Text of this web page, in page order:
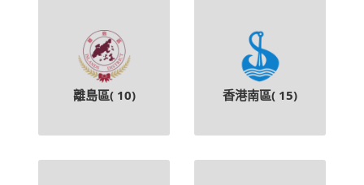
離島區( 10) 香港南區( 15)